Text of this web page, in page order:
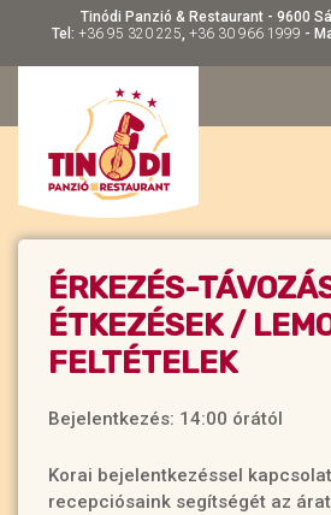
Tinódi Panzió & Restaurant - 9600
Tel: +36 95 320 225 +36 30 966 1999 -
ÉRKEZÉS-
ÉTKEZÉSEK /
FELTÉTELEK
Bejelentkezés: 14:00 órától
Korai bejelentkezéssel
recepciósaink segítségét az